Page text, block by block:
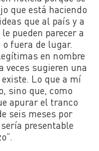
que está haciendo
que al país y a
pueden parecer a
fuera de lugar.
en nombre
veces sugieren una
Lo que a mí
sino que, como
apurar el tranco
seis meses por
presentable